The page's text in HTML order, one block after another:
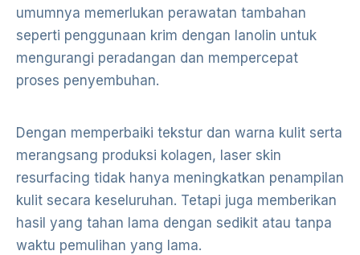
umumnya memerlukan perawatan tambahan
seperti penggunaan krim dengan lanolin untuk
mengurangi peradangan dan mempercepat
proses penyembuhan.
Dengan memperbaiki tekstur dan warna kulit serta
merangsang produksi kolagen, laser skin
resurfacing tidak hanya meningkatkan penampilan
kulit secara keseluruhan. Tetapi juga memberikan
hasil yang tahan lama dengan sedikit atau tanpa
waktu pemulihan yang lama.